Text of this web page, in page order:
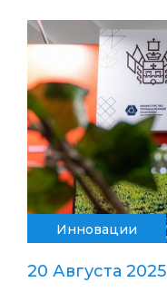
Инновации
20 Августа 2025